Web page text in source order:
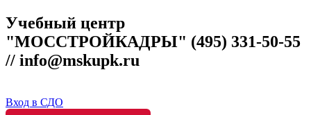
Учебный центр
"МОССТРОЙКАДРЫ" (495) 331-50-55
// info@mskupk.ru
Вход в СДО